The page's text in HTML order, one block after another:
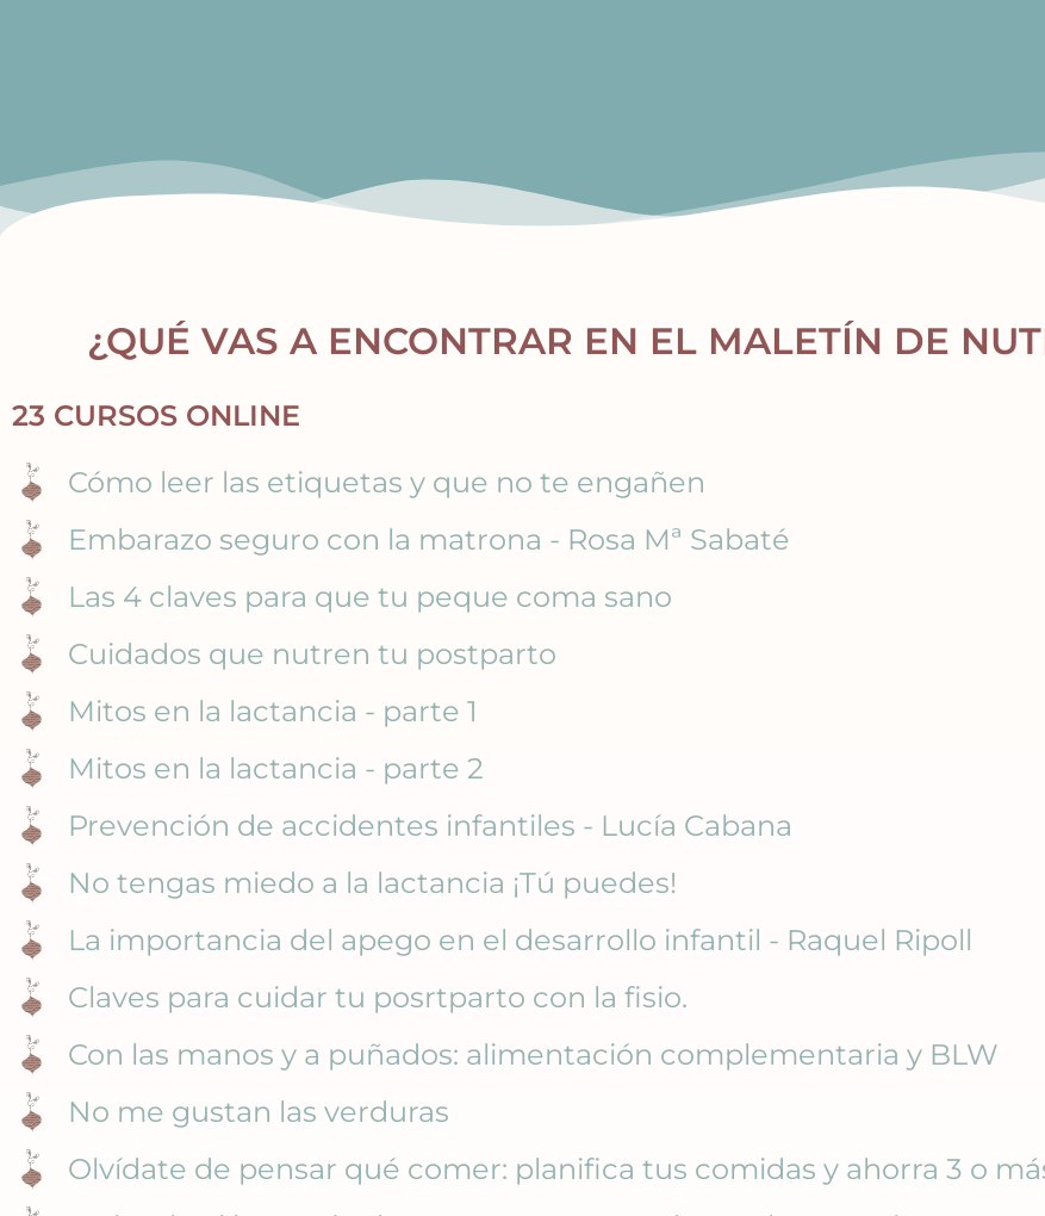
¿QUÉ VAS A ENCONTRAR EN EL MALETÍN DE
23 CURSOS ONLINE
Cómo leer las etiquetas y que no te engañen
Embarazo seguro con la matrona - Rosa Mª Sabaté
Las 4 claves para que tu peque coma sano
Cuidados que nutren tu postparto
Mitos en la lactancia - parte 1
Mitos en la lactancia - parte 2
Prevención de accidentes infantiles - Lucía Cabana
No tengas miedo a la lactancia ¡Tú puedes!
La importancia del apego en el desarrollo infantil - Raquel Ripoll
Claves para cuidar tu posrtparto con la fisio.
Con las manos y a puñados: alimentación complementaria y BLW
No me gustan las verduras
Olvídate de pensar qué comer: planifica tus comidas y ahorra 3 o